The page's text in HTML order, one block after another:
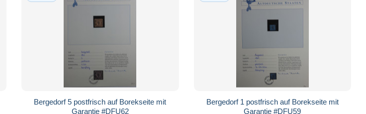
Bergedorf 5 postfrisch auf Borekseite mit
Garantie #DFU62
Bergedorf 1 postfrisch auf Borekseite mit
Garantie #DFU59